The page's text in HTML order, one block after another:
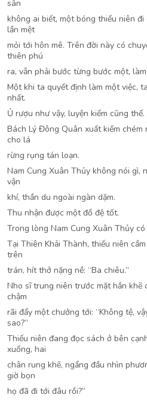
sân
không ai biết, một bóng thiếu niên
lần mệt
mỏi tới hôn mê. Trên đời này có
thiên phú
ra, vẫn phải bước từng bước một,
Một khi ta quyết định làm một việc,
nhất.
Ủ rượu như vậy, luyện kiếm cũng thế.
Bách Lý Đông Quân xuất kiếm chém
cho lá
rừng rụng tán loạn.
Nam Cung Xuân Thủy không nói gì,
vận
khí, thần du ngoài ngàn dặm.
Thu nhận được một đồ đệ tốt.
Trong lòng Nam Cung Xuân Thủy
Tại Thiên Khải Thành, thiếu niên
trên
trán, hít thở nặng nề: “Ba chiêu.”
Nho sĩ trung niên trước mặt hắn khẽ
chậm
rãi đẩy một chưởng tới: “Không tệ,
sao?”
Thiếu niên đang đọc sách ở bên
xuống, hai
chân rung khẽ, ngẩng đầu nhìn
giờ bọn
họ đã đi tới đâu rồi?”